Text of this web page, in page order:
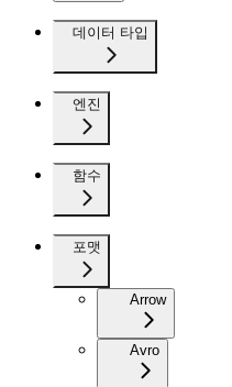
데이터 타입
엔진
함수
포맷
Arrow
Avro